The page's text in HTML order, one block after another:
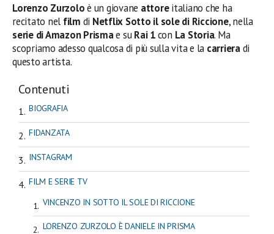
Lorenzo Zurzoloè un giovane attoreitaliano che ha
recitato nel film di Netflix Sotto il sole di Riccione, nella
serie di Amazon Prismae suRai 1con La Storia. Ma
scopriamo adesso qualcosa di più sulla vita e la carrieradi
questo artista.
Contenuti
BIOGRAFIA
FIDANZATA
INSTAGRAM
FILM E SERIE TV
VINCENZO IN SOTTO IL SOLE DI RICCIONE
LORENZO ZURZOLO È DANIELE IN PRISMA